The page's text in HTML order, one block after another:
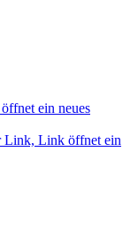
ein neues
Link, Link öffnet ein